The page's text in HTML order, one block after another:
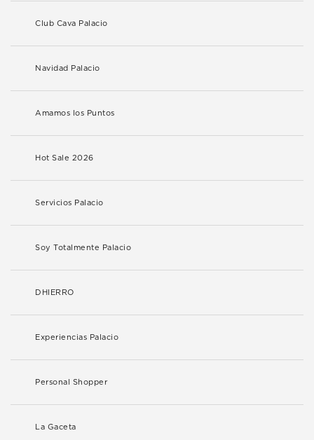
Club Cava Palacio
Navidad Palacio
Amamos los Puntos
Hot Sale 2026
Servicios Palacio
Soy Totalmente Palacio
DHIERRO
Experiencias Palacio
Personal Shopper
La Gaceta